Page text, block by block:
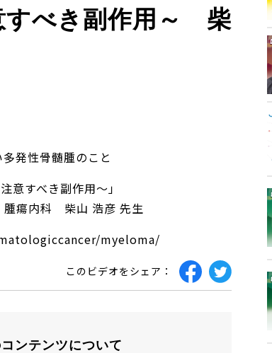
すべき副作用～ 柴
発性骨髄腫のこと
意すべき副作用～」
腫瘍内科 柴山 浩彦 先生
myeloma/
このビデオをシェア：
ンテンツについて